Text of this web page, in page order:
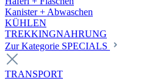
Kanister + Abwaschen
KÜHLEN
TREKKINGNAHRUNG
Zur Kategorie SPECIALS
TRANSPORT